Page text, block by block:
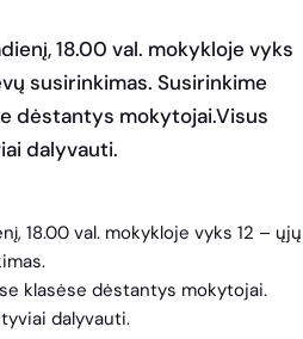
18.00 val. mokykloje vyks
susirinkimas. Susirinkime
dėstantys mokytojai.Visus
dalyvauti.
18.00 val. mokykloje vyks 12 – ųjų
klasėse dėstantys mokytojai.
dalyvauti.